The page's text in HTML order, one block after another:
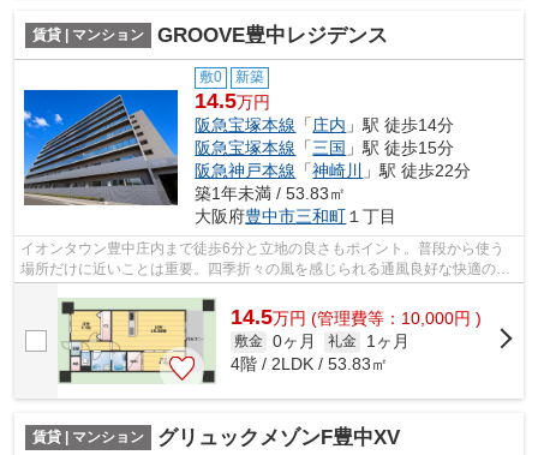
賃貸 | マンション GROOVE豊中レジデンス
敷0 新築
14.5万円
阪急宝塚本線 「庄内 」駅 徒歩14分
阪急宝塚本線 「三国 」駅 徒歩15分
阪急神戸本線 「神崎川
」駅 徒歩22分
築1年未満 / 53.83㎡
大阪府豊中市三和町 １丁目
イオンタウン豊中庄内まで徒歩6分と立地の良さもポイント。普段から使う
場所だけに近いことは重要。四季折々の風を感じられる通風良好な快適のマ
ンションです。造りとデザインに関して...
14.5万円 (管理費等：10,000円 )
敷金 0ヶ月 礼金
1ヶ月
4階 / 2LDK / 53.83㎡
賃貸 | マンション グリュックメゾンF豊中XV